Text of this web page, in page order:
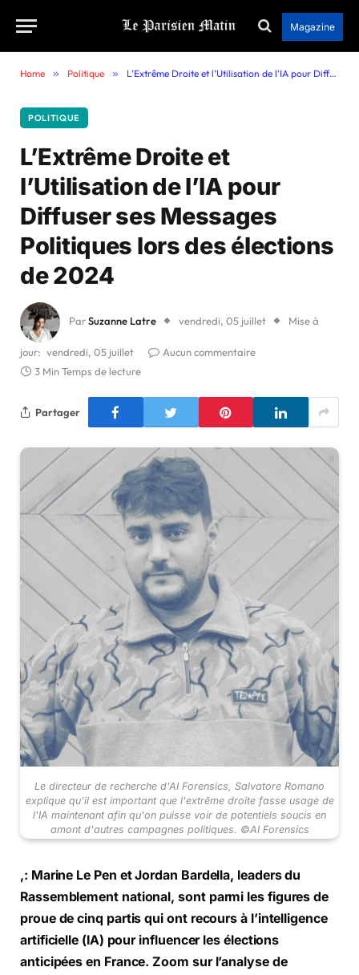
Magazine
Home » Politique » L’Extrême Droite et l’Utilisation de l’IA pour Diffuser ses Messages Politiques lors des élections de 2024
POLITIQUE
L’Extrême Droite et
l’Utilisation de l’IA pour
Diffuser ses Messages
Politiques lors des élections
de 2024
ParSuzanne Latre vendredi, 05 juillet Mise à
jour: vendredi, 05 juillet
Aucun commentaire
3 Min Temps de lecture
Partager
Le directeur de recherche d'AI Forensics, Salvatore Romano
explique qu'il est important que l'extrême droite fasse usage de
l'IA maintenant afin qu'on puisse voir de potentiels soucis en
amont d'autres campagnes politiques. ©AI Forensics
,: Marine Le Pen et Jordan Bardella, leaders du
Rassemblement national, sont parmi les figures de
proue de cinq partis qui ont recours à l’intelligence
artificielle (IA) pour influencer les élections
anticipées en France. Zoom sur l’analyse de